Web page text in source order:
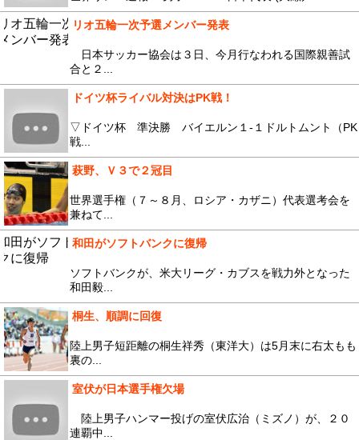
リオ五輪一次予選メンバー発表
日本サッカー協会は３日、今月行なわれる国際親善試
合と２...
ドイツ杯ライバル対決はPK戦！
▽ドイツ杯 準決勝 バイエルン１-１ドルトムント（PK
戦...
萩野、Ｖ３で２冠目
世界選手権（７～８月、ロシア・カザニ）代表選考会を
兼ねて...
和田がソフトバンクに復帰
ソフトバンクが、米大リーグ・カブスを戦力外となった
和田毅...
桐生、順調に回復
陸上男子短距離の桐生祥秀（東洋大）は5月末に右太もも
裏の...
室伏が日本選手権欠場
陸上男子ハンマー投げの室伏広治（ミズノ）が、２０
連覇中...